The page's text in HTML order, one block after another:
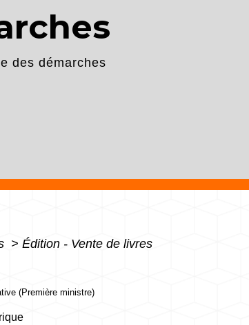
des démarches
> Édition - Vente de livres
(Première ministre)